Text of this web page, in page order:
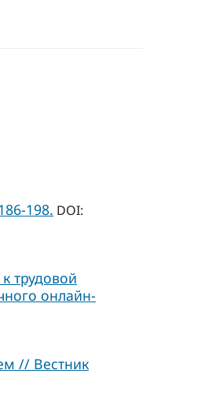
198. DOI:
трудовой
онлайн-
// Вестник